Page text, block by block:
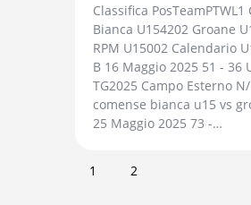
Classifica PosTeamPTWL1
Bianca U154202 Groane
RPM U15002 Calendario
B 16 Maggio 2025 51 - 36
TG2025 Campo Esterno
comense bianca u15 vs
25 Maggio 2025 73 -…
1 2